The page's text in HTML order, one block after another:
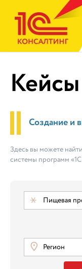
Кейсы
Создание и
Здесь вы можете
системы программ
Пищевая
Регион